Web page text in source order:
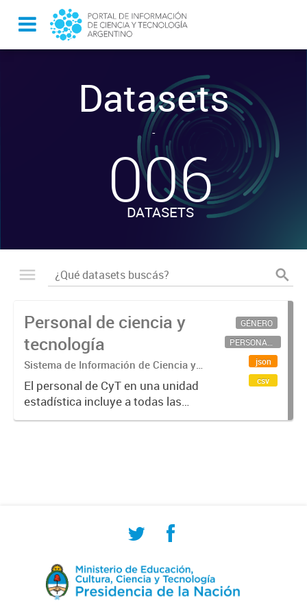
Datasets
-
006
DATASETS
Personal de ciencia y
tecnología
Sistema de Información de Ciencia y
Tecnología Argentino (SICYTAR)
El personal de CyT en una unidad
estadística incluye a todas las
personas involucradas
GÉNERO
PERSONAL CIENTÍFICO-TECNOLÓGICO
json
csv